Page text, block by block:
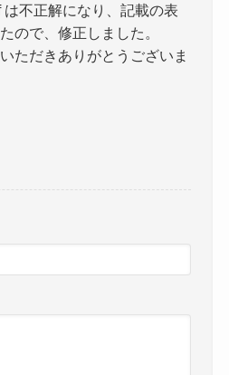
は不正解になり、記載の表
ので、修正しました。
ただきありがとうございま